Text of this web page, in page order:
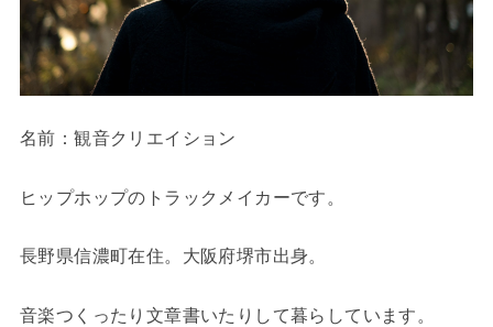
名前：観音クリエイション
ヒップホップのトラックメイカーです。
長野県信濃町在住。大阪府堺市出身。
音楽つくったり文章書いたりして暮らしています。